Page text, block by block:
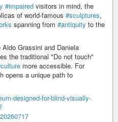
#impaired visitors in mind, the
of world-famous #sculptures,
spanning from #antiquity to the
Aldo Grassini and Daniela
the traditional "Do not touch"
more accessible. For
opens a unique path to
designed-for-blind-visually-